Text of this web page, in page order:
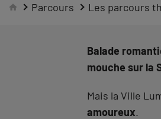
Parcours Les parcours
Balade
mouche sur la
Mais la Ville
amoureux.